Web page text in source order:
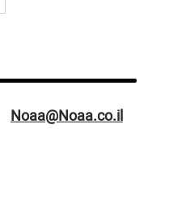
Noaa@Noaa.co.il